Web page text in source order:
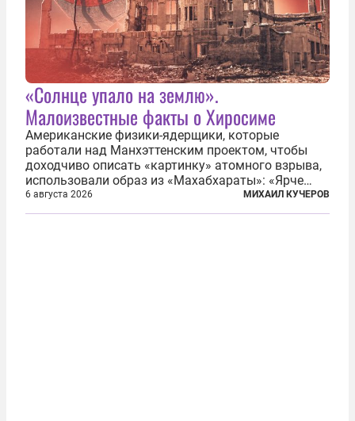
«Солнце упало на землю».
Малоизвестные факты о Хиросиме
Американские физики-ядерщики, которые
работали над Манхэттенским проектом, чтобы
доходчиво описать «картинку» атомного взрыва,
использовали образ из «Махабхараты»: «Ярче
тысячи солнц пылало это пламя». Не все жители
японских городов Хиросимы и Нагасаки, на
6 августа 2026 МИХАИЛ КУЧЕРОВ